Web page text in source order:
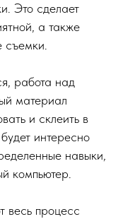
Это сделает
а также
съемки.
работа над
материал
и склеить в
интересно
навыки,
компьютер.
весь процесс